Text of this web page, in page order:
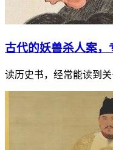
古代的妖兽杀人案
读历史书，经常能读到